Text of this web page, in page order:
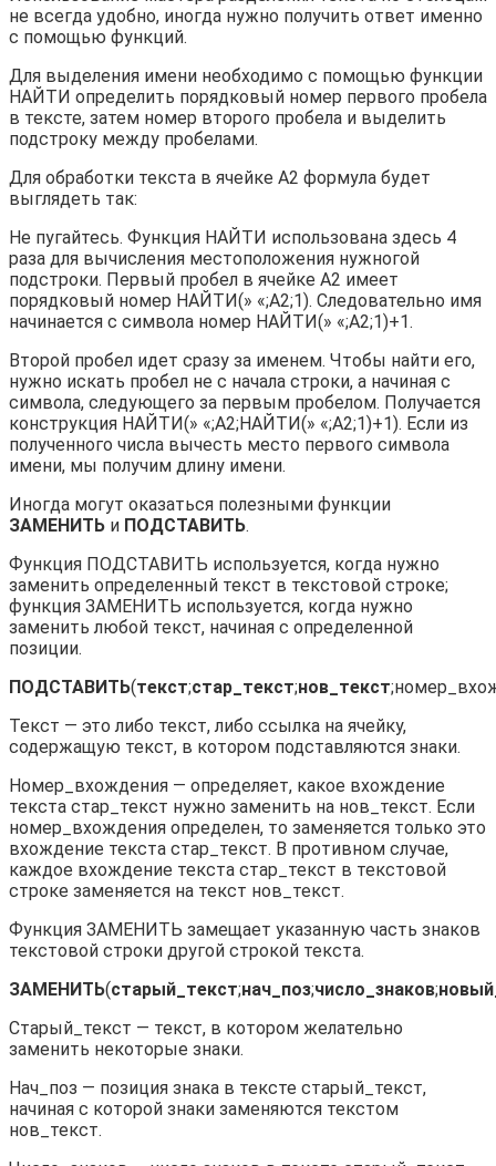
не всегда удобно, иногда нужно получить ответ именно
с помощью функций.
Для выделения имени необходимо с помощью функции
НАЙТИ определить порядковый номер первого пробела
в тексте, затем номер второго пробела и выделить
подстроку между пробелами.
Для обработки текста в ячейке А2 формула будет
выглядеть так:
Не пугайтесь. Функция НАЙТИ использована здесь 4
раза для вычисления местоположения нужногой
подстроки. Первый пробел в ячейке А2 имеет
порядковый номер НАЙТИ(» «;A2;1). Следовательно имя
начинается с символа номер НАЙТИ(» «;A2;1)+1.
Второй пробел идет сразу за именем. Чтобы найти его,
нужно искать пробел не с начала строки, а начиная с
символа, следующего за первым пробелом. Получается
конструкция НАЙТИ(» «;A2;НАЙТИ(» «;A2;1)+1). Если из
полученного числа вычесть место первого символа
имени, мы получим длину имени.
Иногда могут оказаться полезными функции
ЗАМЕНИТЬ и ПОДСТАВИТЬ.
Функция ПОДСТАВИТЬ используется, когда нужно
заменить определенный текст в текстовой строке;
функция ЗАМЕНИТЬ используется, когда нужно
заменить любой текст, начиная с определенной
позиции.
ПОДСТАВИТЬ(текст;стар_текст;нов_текст
Текст — это либо текст, либо ссылка на ячейку,
содержащую текст, в котором подставляются знаки.
Номер_вхождения — определяет, какое вхождение
текста стар_текст нужно заменить на нов_текст. Если
номер_вхождения определен, то заменяется только это
вхождение текста стар_текст. В противном случае,
каждое вхождение текста стар_текст в текстовой
строке заменяется на текст нов_текст.
Функция ЗАМЕНИТЬ замещает указанную часть знаков
текстовой строки другой строкой текста.
ЗАМЕНИТЬ(старый_текст;нач_поз;число_знаков;
Старый_текст — текст, в котором желательно
заменить некоторые знаки.
Нач_поз — позиция знака в тексте старый_текст,
начиная с которой знаки заменяются текстом
нов_текст.